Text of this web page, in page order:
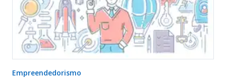
Empreendedorismo